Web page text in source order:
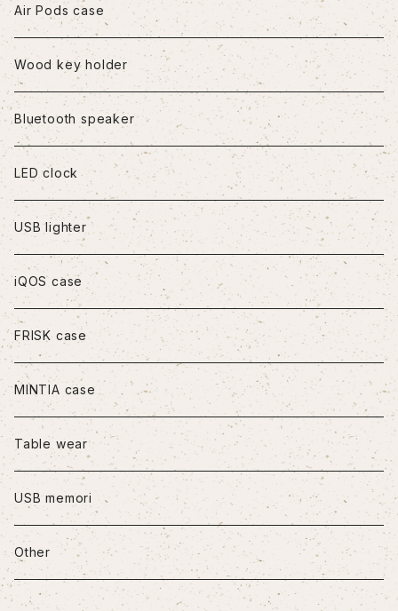
iPhone7/8/SE2
iPhone8Plus
iPhoneX/XS
iPhoneXR
iPhoneXS Max
iPhone11
iPhone11Pro
iPhone11Pro Max
iPhone12/12Pro
iPhone12mini
iPhone12Pro Max
iPhone13
Air Pods case
Wood key holder
Bluetooth speaker
LED clock
USB lighter
iQOS case
FRISK case
MINTIA case
Table wear
USB memori
Other